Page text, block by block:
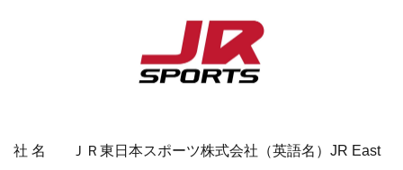
社 名 ＪＲ東⽇本スポーツ株式会社（英語名）JR East